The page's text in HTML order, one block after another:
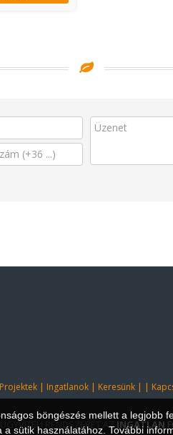
Projektek| Ingatlanok| Keresünk| |
RENDSZERÉT AZINGATLAN
böngészés mellett a legjobb
sütik használatához. További